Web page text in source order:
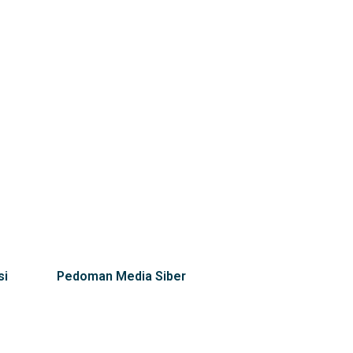
Pedoman Media Siber